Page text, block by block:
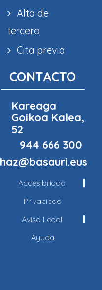
Alta de
tercero
Cita previa
CONTACTO
Kareaga
Goikoa Kalea,
52
944 666 300
haz@basauri.eus
Accesibilidad
Privacidad
Aviso Legal
Ayuda